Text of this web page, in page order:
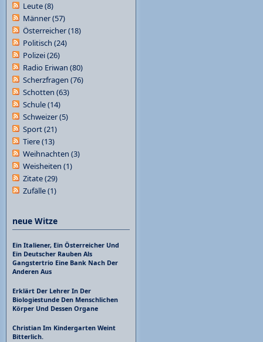
Leute(8)
Männer(57)
Österreicher(18)
Politisch (24)
Polizei(26)
Radio Eriwan (80)
Scherzfragen (76)
Schotten (63)
Schule(14)
Schweizer(5)
Sport(21)
Tiere(13)
Weihnachten (3)
Weisheiten (1)
Zitate(29)
Zufälle(1)
neue Witze
Ein Italiener, Ein Österreicher Und
Ein Deutscher Rauben Als
Gangstertrio Eine Bank Nach Der
Anderen Aus
Erklärt Der Lehrer In Der
Biologiestunde Den Menschlichen
Körper Und Dessen Organe
Christian Im Kindergarten Weint
Bitterlich.